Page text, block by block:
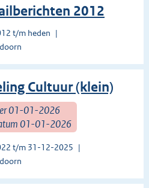
2012
t/m heden
Cultuur (klein)
01-01-2026
01-01-2026
t/m 31-12-2025